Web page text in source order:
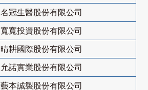
名冠生醫股份有限公司
寬寬投資股份有限公司
晴耕國際股份有限公司
允諾實業股份有限公司
藝本誠製股份有限公司